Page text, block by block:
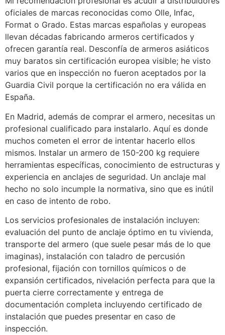
oficiales de marcas reconocidas como Olle, Infac,
Format o Grado. Estas marcas españolas y europeas
llevan décadas fabricando armeros certificados y
ofrecen garantía real. Desconfía de armeros asiáticos
muy baratos sin certificación europea visible; he visto
varios que en inspección no fueron aceptados por la
Guardia Civil porque la certificación no era válida en
España.
En Madrid, además de comprar el armero, necesitas un
profesional cualificado para instalarlo. Aquí es donde
muchos cometen el error de intentar hacerlo ellos
mismos. Instalar un armero de 150-200 kg requiere
herramientas específicas, conocimiento de estructuras y
experiencia en anclajes de seguridad. Un anclaje mal
hecho no solo incumple la normativa, sino que es inútil
en caso de intento de robo.
Los servicios profesionales de instalación incluyen:
evaluación del punto de anclaje óptimo en tu vivienda,
transporte del armero (que suele pesar más de lo que
imaginas), instalación con taladro de percusión
profesional, fijación con tornillos químicos o de
expansión certificados, nivelación perfecta para que la
puerta cierre correctamente y entrega de
documentación completa incluyendo certificado de
instalación que puedes presentar en caso de
inspección.